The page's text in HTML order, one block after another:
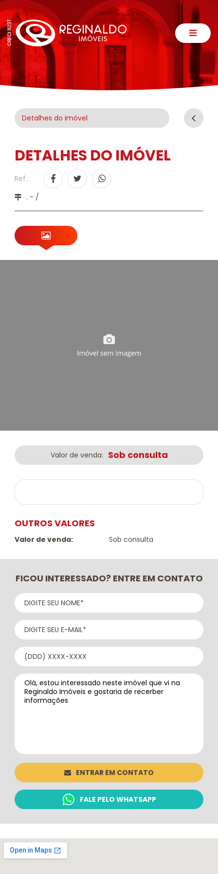
Detalhes do imóvel
DETALHES DO IMÓVEL
Ref.:
. - /
Valor de venda: Sob consulta
OUTROS VALORES
Valor de venda: Sob consulta
FICOU INTERESSADO? ENTRE EM CONTATO
ENTRAR EM CONTATO
FALE PELO WHATSAPP